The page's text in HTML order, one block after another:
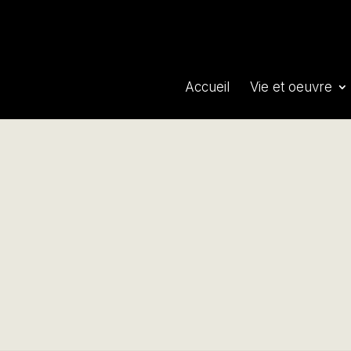
Accueil Vie et oeuvre